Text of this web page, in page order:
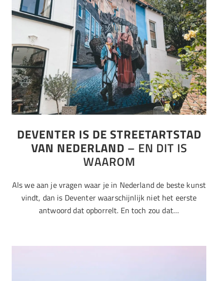
DEVENTER IS DE STREETARTSTAD
VAN NEDERLAND – EN DIT IS
WAAROM
Als we aan je vragen waar je in Nederland de beste kunst
vindt, dan is Deventer waarschijnlijk niet het eerste
antwoord dat opborrelt. En toch zou dat…